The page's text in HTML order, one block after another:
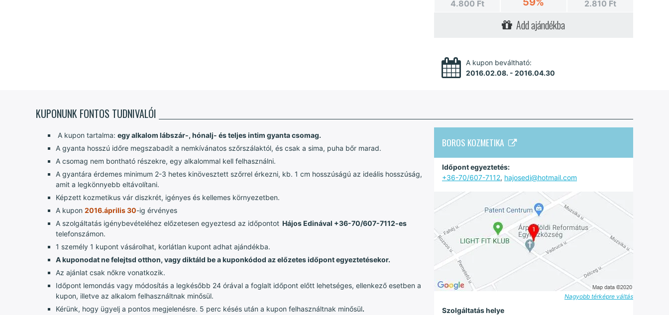
4.800 Ft 2.810 Ft
Add ajándékba
A kupon beváltható:
2016.02.08. - 2016.04.30
KUPONUNK FONTOS TUDNIVALÓI
A kupon tartalma: egy alkalom lábszár-, hónalj- és teljes intim gyanta csomag.
A gyanta hosszú időre megszabadít a nemkívánatos szőrszálaktól, és csak a sima, puha bőr marad.
A csomag nem bontható részekre, egy alkalommal kell felhasználni.
A gyantára érdemes minimum 2-3 hetes kinövesztett szőrrel érkezni, kb. 1 cm hosszúságú az ideális hosszúság,
amit a legkönnyebb eltávolítani.
Képzett kozmetikus vár diszkrét, igényes és kellemes környezetben.
A kupon 2016.április 30-ig érvényes
A szolgáltatás igénybevételéhez előzetesen egyeztesd az időpontot Hájos Edinával +36-70/607-7112-es
telefonszámon.
1 személy 1 kupont vásárolhat, korlátlan kupont adhat ajándékba.
A kuponodat ne felejtsd otthon, vagy diktáld be a kuponkódod az előzetes időpont egyeztetésekor.
Az ajánlat csak nőkre vonatkozik.
Időpont lemondás vagy módosítás a legkésőbb 24 órával a foglalt időpont előtt lehetséges, ellenkező esetben a
kupon, illetve az alkalom felhasználtnak minősül.
Kérünk, hogy ügyelj a pontos megjelenésre. 5 perc késés után a kupon felhasználtnak minősül.
BOROS KOZMETIKA
Időpont egyeztetés:
+36-70/607-7112, hajosedi@hotmail.com
Nagyobb térképre váltás
Szolgáltatás helye